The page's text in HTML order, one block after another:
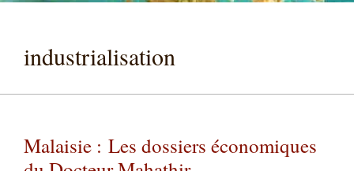
industrialisation
Malaisie : Les dossiers économiques